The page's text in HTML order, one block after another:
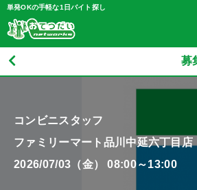
単発OKの手軽な1日バイト探し
募
コンビニスタッフ
ファミリーマート品川中延六丁目店
2026/07/03（金） 08:00～13:00